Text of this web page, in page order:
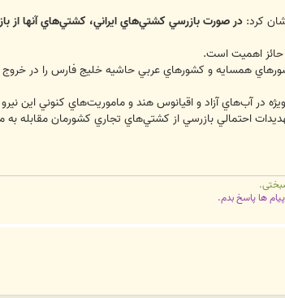
كرد: در صورت بازرسي كشتي‌هاي ايراني، كشتي‌هاي آنها از
حائز اهميت است.
همسايه و كشورهاي عربي حاشيه خليج فارس را در خروج
در آب‌هاي آزاد و اقيانوس هند و ماموريت‌هاي كنوني اين
احتمالي بازرسي از كشتي‌هاي تجاري كشورمان مقابله به
ها پاسخ بدم.